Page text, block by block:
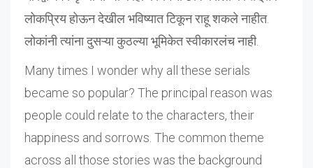
लोकप्रिय होऊन देखील भविष्यात टिकून राहू शकले नाहीत.
लोकांनी त्यांना दुसऱ्या कुठल्या भूमिकेत स्वीकारलंच नाही.
Many times I wonder why all these serials
became so popular? The principal reason was
people could relate to the characters, their
happiness and sorrows. The common theme
across all those stories was the background